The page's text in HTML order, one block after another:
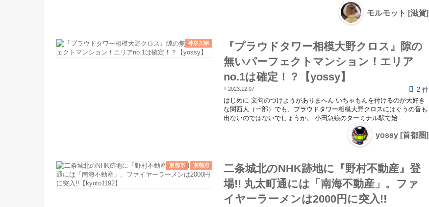
モルモット [滋賀]
神奈川県
『プラウドタワー相模大野クロス』隙の
無いパーフェクトマンション！エリア
no.1は確定！？【yossy】
2023.12.07
2 件
はじめに 文句のつけようがありまへん いちゃもんを付けるのが大好き
な関西人（一部）でも、プラウドタワー相模大野クロスにはぐうの音も
出ないのではないでしょうか。 小田急線のターミナル駅で始...
yossy [首都圏]
京都市 京都府
二条城北のNHK跡地に『野村不動産』登
場!! 丸太町通には「南海不動産」。ファ
イヤーラーメンは2000円に突入!!